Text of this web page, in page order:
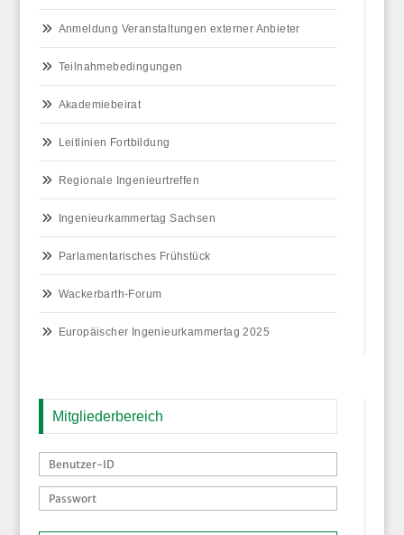
Anmeldung Veranstaltungen externer Anbieter
Teilnahmebedingungen
Akademiebeirat
Leitlinien Fortbildung
Regionale Ingenieurtreffen
Ingenieurkammertag Sachsen
Parlamentarisches Frühstück
Wackerbarth-Forum
Europäischer Ingenieurkammertag 2025
Mitgliederbereich